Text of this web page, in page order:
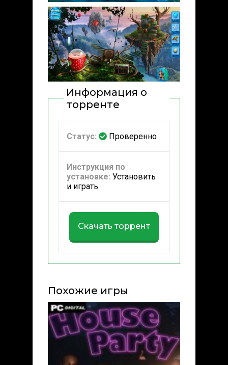
Информация о
торренте
Статус: Проверенно
Инструкция по
установке: Установить
и играть
Скачать торрент
Похожие игры